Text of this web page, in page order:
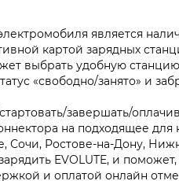
является
картой зарядных
выбрать удобную
«свободно/занято» и
завершать/
на подходящее
Сочи, Ростове-на-Дону,
EVOLUTE, и
и оплатой онлайн